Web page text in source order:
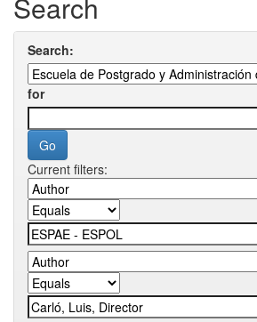
Search:
for
Current filters: